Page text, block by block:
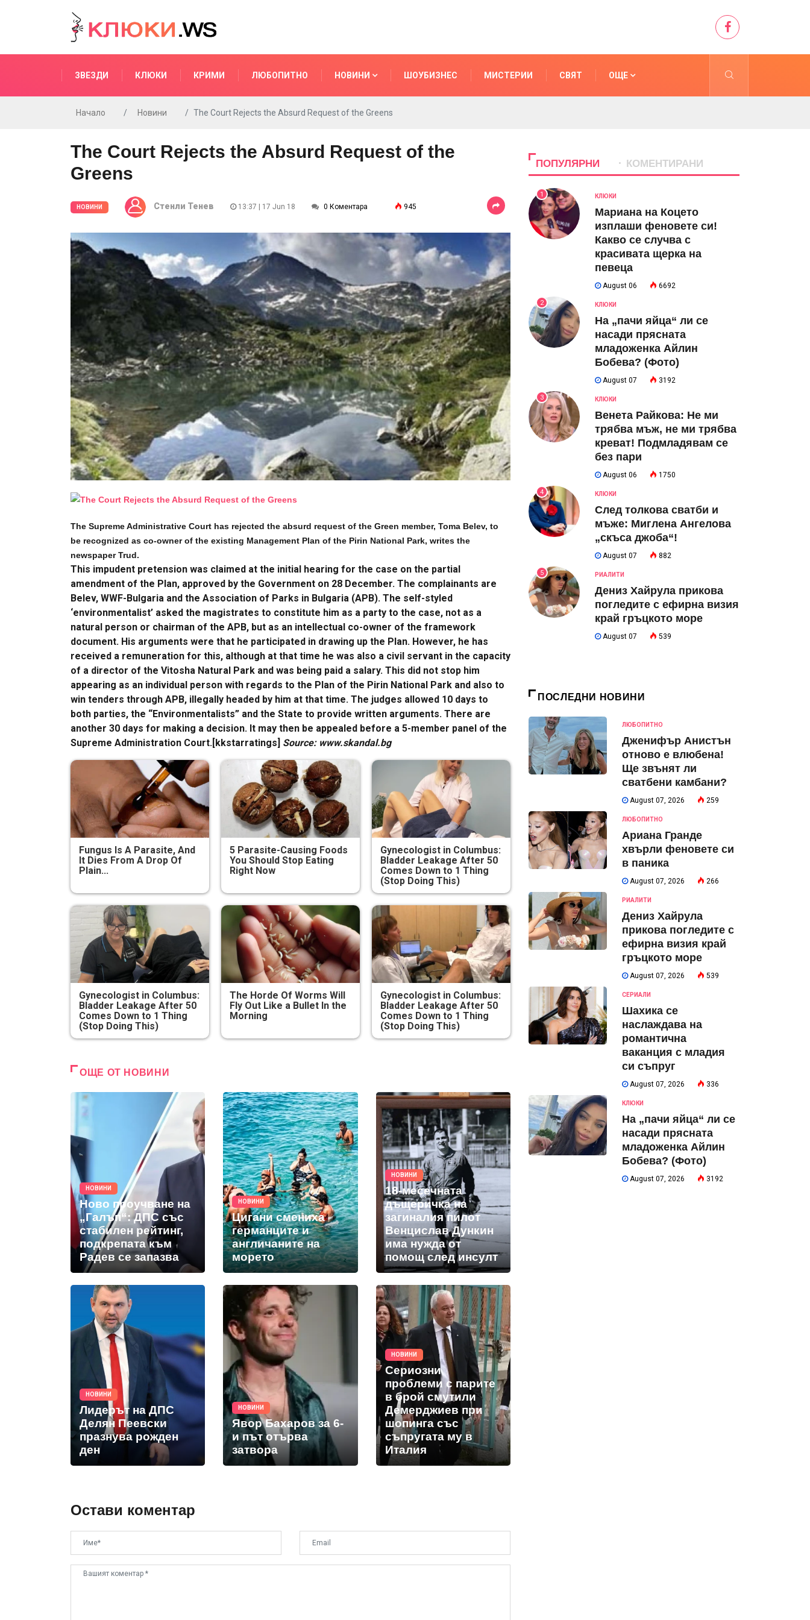
ЗВЕЗДИ КЛЮКИ КРИМИ ЛЮБОПИТНО НОВИНИ ШОУБИЗНЕС МИСТЕРИИ СВЯТ ОЩЕ
Начало Новини The Court Rejects the Absurd Request of the Greens
The Court Rejects the Absurd Request of the
Greens
НОВИНИ Стенли Тенев 13:37 | 17 Jun 18 0 Коментара 945
The Supreme Administrative Court has rejected the absurd request of the Green member, Toma Belev, to
be recognized as co-owner of the existing Management Plan of the Pirin National Park, writes the
newspaper Trud.
This impudent pretension was claimed at the initial hearing for the case on the partial
amendment of the Plan, approved by the Government on 28 December. The complainants are
Belev, WWF-Bulgaria and the Association of Parks in Bulgaria (APB). The self-styled
‘environmentalist’ asked the magistrates to constitute him as a party to the case, not as a
natural person or chairman of the APB, but as an intellectual co-owner of the framework
document. His arguments were that he participated in drawing up the Plan. However, he has
received a remuneration for this, although at that time he was also a civil servant in the capacity
of a director of the Vitosha Natural Park and was being paid a salary. This did not stop him
appearing as an individual person with regards to the Plan of the Pirin National Park and also to
win tenders through APB, illegally headed by him at that time. The judges allowed 10 days to
both parties, the “Environmentalists” and the State to provide written arguments. There are
another 30 days for making a decision. It may then be appealed before a 5-member panel of the
Supreme Administration Court.[kkstarratings] Source: www.skandal.bg
Fungus Is A Parasite, And
It Dies From A Drop Of
Plain...
5 Parasite-Causing Foods
You Should Stop Eating
Right Now
Gynecologist in Columbus:
Bladder Leakage After 50
Comes Down to 1 Thing
(Stop Doing This)
Gynecologist in Columbus:
Bladder Leakage After 50
Comes Down to 1 Thing
(Stop Doing This)
The Horde Of Worms Will
Fly Out Like a Bullet In the
Morning
Gynecologist in Columbus:
Bladder Leakage After 50
Comes Down to 1 Thing
(Stop Doing This)
ОЩЕ ОТ НОВИНИ
НОВИНИ
Ново проучване на
„Галъп“: ДПС със
стабилен рейтинг,
подкрепата към
Радев се запазва
НОВИНИ
Цигани смениха
германците и
англичаните на
морето
НОВИНИ
18-месечната
дъщеричка на
загиналия пилот
Венцислав Дункин
има нужда от
помощ след инсулт
НОВИНИ
Лидерът на ДПС
Делян Пеевски
празнува рожден
ден
НОВИНИ
Явор Бахаров за 6-
и път отърва
затвора
НОВИНИ
Сериозни
проблеми с парите
в брой смутили
Демерджиев при
шопинга със
съпругата му в
Италия
Остави коментар
ПОПУЛЯРНИ КОМЕНТИРАНИ
1 КЛЮКИ
Мариана на Коцето
изплаши феновете си!
Какво се случва с
красивата щерка на
певеца
August 06 6692
2 КЛЮКИ
На „пачи яйца“ ли се
насади прясната
младоженка Айлин
Бобева? (Фото)
August 07 3192
3 КЛЮКИ
Венета Райкова: Не ми
трябва мъж, не ми трябва
креват! Подмладявам се
без пари
August 06 1750
4 КЛЮКИ
След толкова сватби и
мъже: Миглена Ангелова
„скъса джоба“!
August 07 882
5 РИАЛИТИ
Дениз Хайрула прикова
погледите с ефирна визия
край гръцкото море
August 07 539
ПОСЛЕДНИ НОВИНИ
ЛЮБОПИТНО
Дженифър Анистън
отново е влюбена!
Ще звънят ли
сватбени камбани?
August 07, 2026 259
ЛЮБОПИТНО
Ариана Гранде
хвърли феновете си
в паника
August 07, 2026 266
РИАЛИТИ
Дениз Хайрула
прикова погледите с
ефирна визия край
гръцкото море
August 07, 2026 539
СЕРИАЛИ
Шахика се
наслаждава на
романтична
ваканция с младия
си съпруг
August 07, 2026 336
КЛЮКИ
На „пачи яйца“ ли се
насади прясната
младоженка Айлин
Бобева? (Фото)
August 07, 2026 3192